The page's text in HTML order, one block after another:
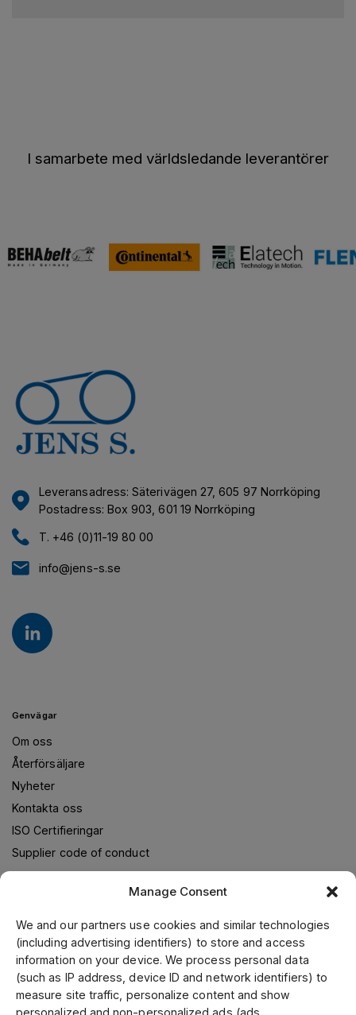
Manage Consent
We and our partners use cookies and similar technologies
(including advertising identifiers) to store and access
information on your device. We process personal data
(such as IP address, device ID and network identifiers) to
measure site traffic, personalize content and show
personalized and non-personalized ads (ads
I samarbete med världsledande leverantörer
Leveransadress: Säterivägen 27, 605 97 Norrköping
Postadress: Box 903, 601 19 Norrköping
T. +46 (0)11-19 80 00
info@jens-s.se
Genvägar
Om oss
Återförsäljare
Nyheter
Kontakta oss
ISO Certifieringar
Supplier code of conduct
Om oss
Jens S. Transmissioner levererar transmissionslösningar i
samarbete med världsledande leverantörer. Genom vår
ledande position i Skandinavien, samt fokusering på kvalitet
och kundservice kan vi erbjuda ett brett utbud till